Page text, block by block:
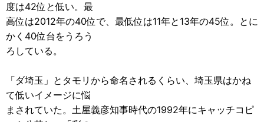
度は42位と低い。最
高位は2012年の40位で、最低位は11年と13年の45位。とに
かく40位台をうろう
ろしている。
「ダ埼玉」とタモリから命名されるくらい、埼玉県はかね
て低いイメージに悩
まされていた。土屋義彦知事時代の1992年にキャッチコピ